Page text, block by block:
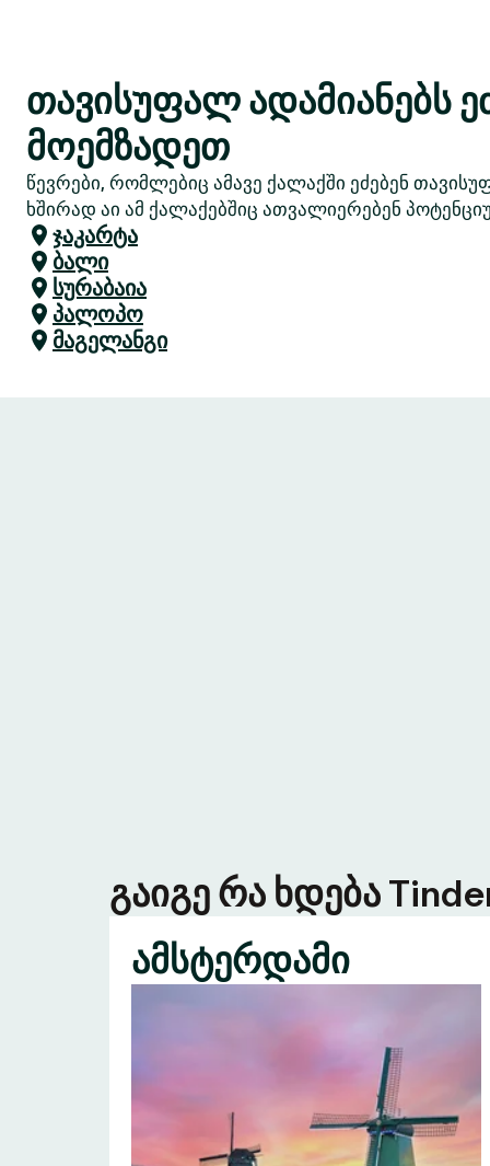
თავისუფალ ადამიანებს
მოემზადეთ
წევრები, რომლებიც ამავე ქალაქში ეძებენ
ხშირად აი ამ ქალაქებშიც ათვალიერებენ
ჯაკარტა
ბალი
სურაბაია
პალოპო
მაგელანგი
გაიგე რა ხდება
ამსტერდამი